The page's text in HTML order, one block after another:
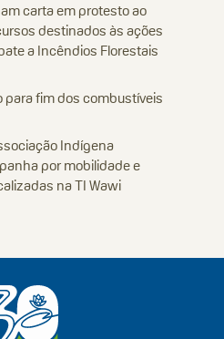
carta em protesto ao
destinados às ações
a Incêndios Florestais
para fim dos combustíveis
Indígena
por mobilidade e
na TI Wawi